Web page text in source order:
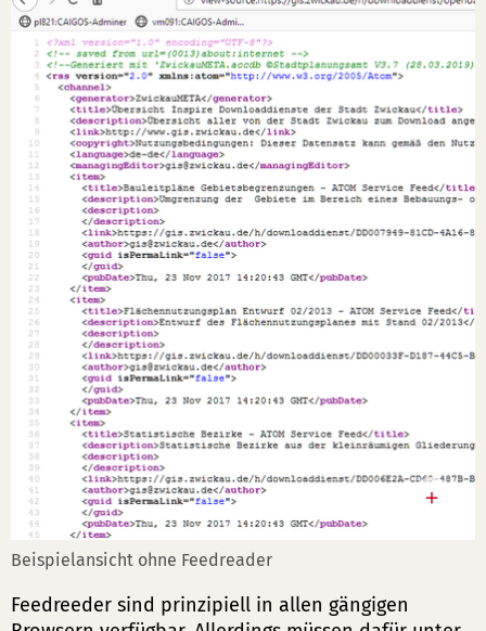
Beispielansicht ohne Feedreader
Feedreeder sind prinzipiell in allen gängigen